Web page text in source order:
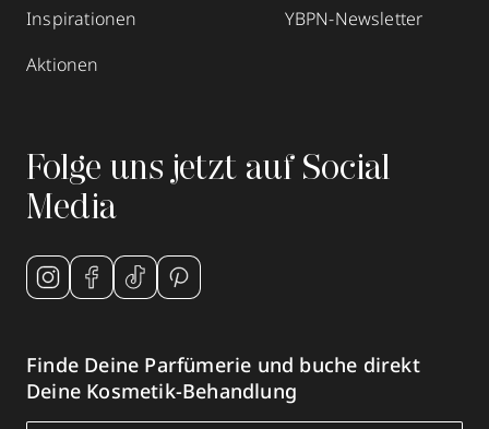
Inspirationen
Aktionen
YBPN-Newsletter
Folge uns jetzt auf Social
Media
Finde Deine Parfümerie und buche direkt
Deine Kosmetik-Behandlung